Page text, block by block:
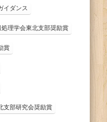
イダンス
処理学会東北支部奨励賞
賞
支部研究会奨励賞